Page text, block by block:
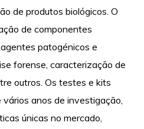
de produtos biológicos. O
de componentes
patogénicos e
forense, caracterização de
outros. Os testes e kits
anos de investigação,
únicas no mercado,